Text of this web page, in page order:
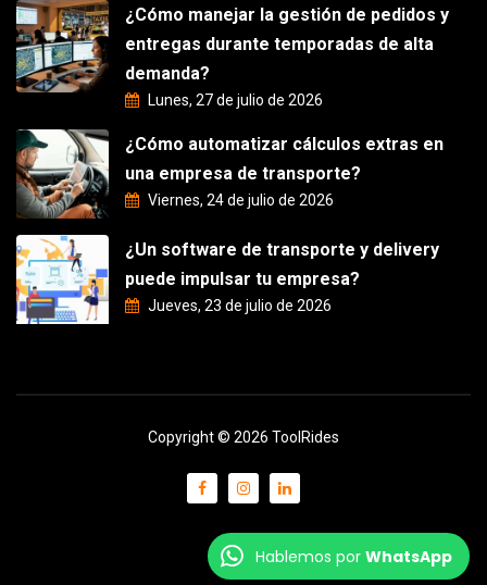
¿Cómo manejar la gestión de pedidos y
entregas durante temporadas de alta
demanda?
Lunes, 27 de julio de 2026
¿Cómo automatizar cálculos extras en
una empresa de transporte?
Viernes, 24 de julio de 2026
¿Un software de transporte y delivery
puede impulsar tu empresa?
Jueves, 23 de julio de 2026
Copyright © 2026 ToolRides
Hablemos por WhatsApp